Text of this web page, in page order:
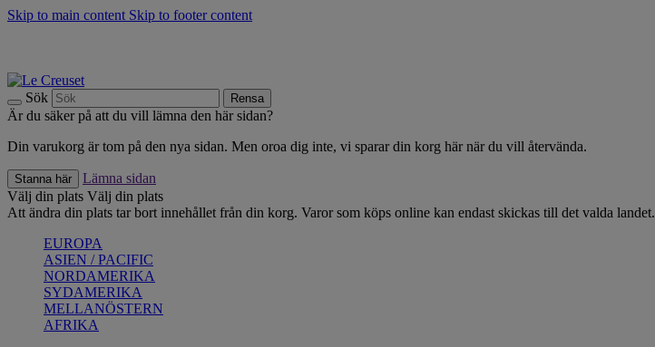
Skip to main content Skip to footer content
Sök Rensa
Är du säker på att du vill lämna den här sidan?
Din varukorg är tom på den nya sidan. Men oroa dig inte, vi sparar din korg här när du vill återvända.
Stanna här
Lämna sidan
Välj din plats Välj din plats
Att ändra din plats tar bort innehållet från din korg. Varor som köps online kan endast skickas till det valda landet.
EUROPA
ASIEN / PACIFIC
NORDAMERIKA
SYDAMERIKA
MELLANÖSTERN
AFRIKA